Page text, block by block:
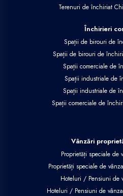
Terenuri de închiriat
Închirieri
Spații de birouri de
Spații de birouri de
Spații comerciale de
Spații industriale de
Spații industriale de
Spații comerciale de
Vânzări
Proprietăți speciale de
Proprietăți speciale de
Hoteluri / Pensiuni de
Hoteluri / Pensiuni de